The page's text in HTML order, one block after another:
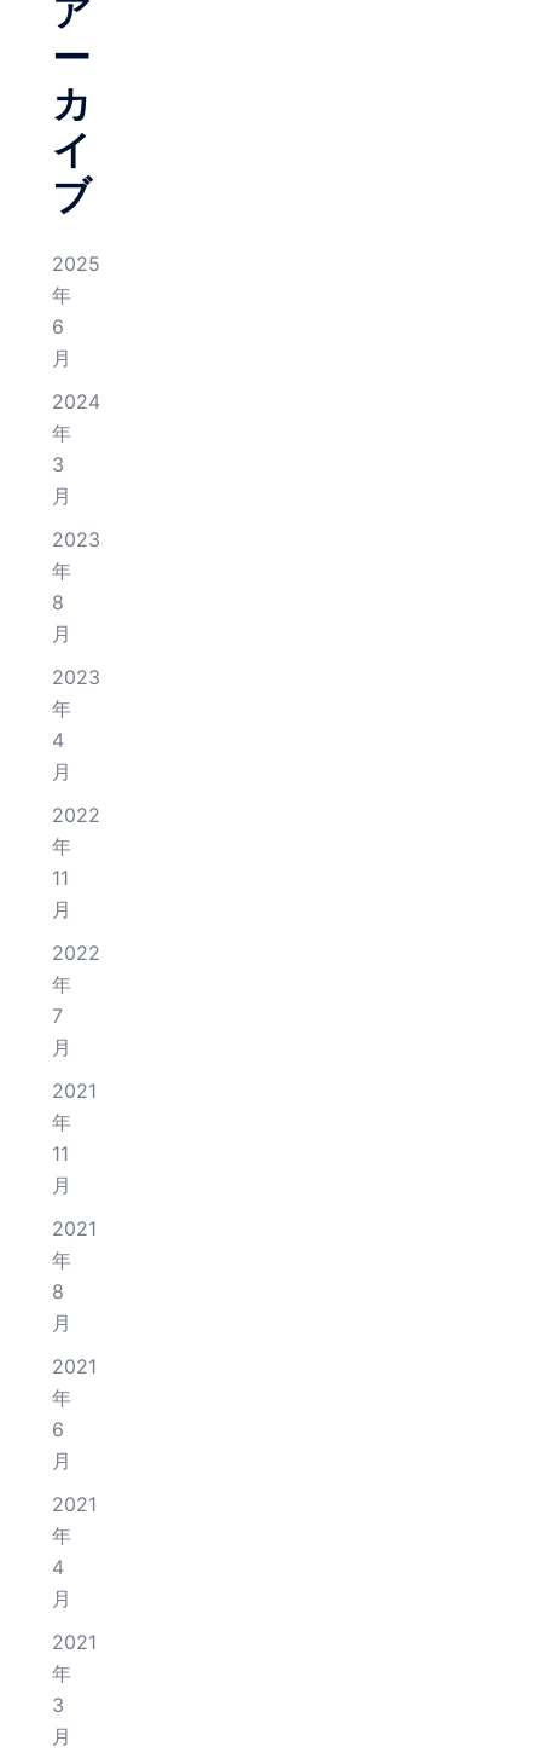
ア
ー
カ
イ
ブ
2025
年
6
月
2024
年
3
月
2023
年
8
月
2023
年
4
月
2022
年
11
月
2022
年
7
月
2021
年
11
月
2021
年
8
月
2021
年
6
月
2021
年
4
月
2021
年
3
月